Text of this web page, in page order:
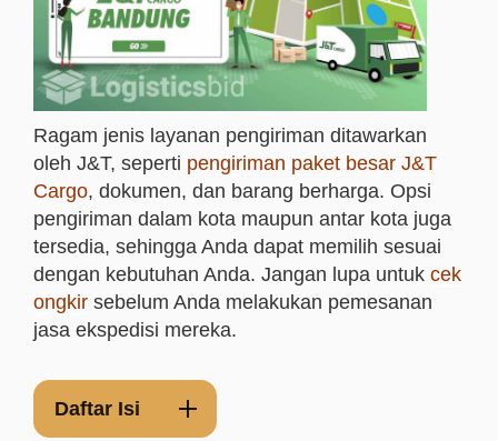
Ragam jenis layanan pengiriman ditawarkan
oleh J&T, seperti pengiriman paket besar J&T
Cargo, dokumen, dan barang berharga. Opsi
pengiriman dalam kota maupun antar kota juga
tersedia, sehingga Anda dapat memilih sesuai
dengan kebutuhan Anda. Jangan lupa untuk cek
ongkir sebelum Anda melakukan pemesanan
jasa ekspedisi mereka.
Daftar Isi